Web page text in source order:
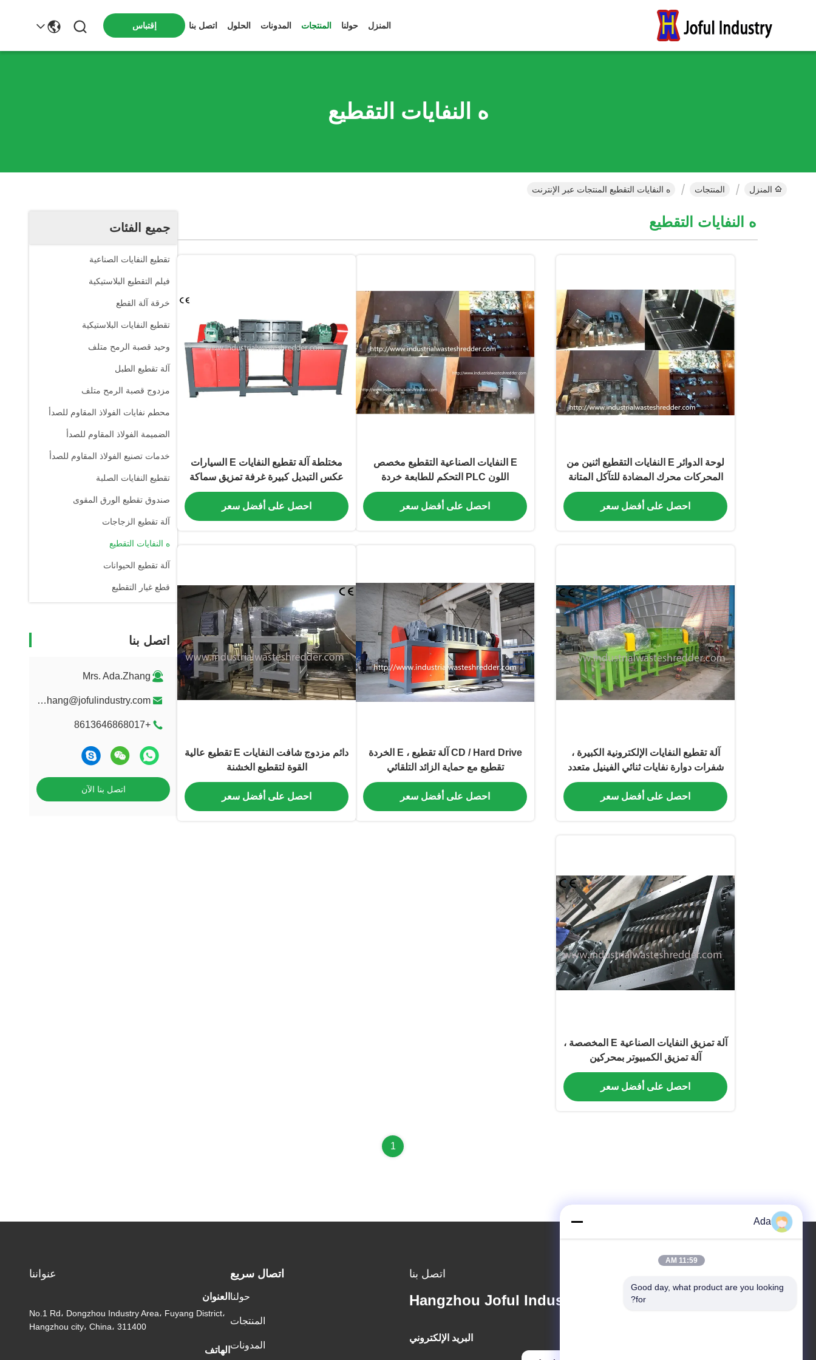
المنزل حولنا المنتجات المدونات الحلول اتصل بنا إقتباس
ه النفايات التقطيع
المنزل المنتجات ه النفايات التقطيع المنتجات عبر الإنترنت
جميع الفئات
تقطيع النفايات الصناعية
فيلم التقطيع البلاستيكية
خرقة آلة القطع
تقطيع النفايات البلاستيكية
وحيد قصبة الرمح متلف
آلة تقطيع الطبل
مزدوج قصبة الرمح متلف
محطم نفايات الفولاذ المقاوم للصدأ
الضميمة الفولاذ المقاوم للصدأ
خدمات تصنيع الفولاذ المقاوم للصدأ
تقطيع النفايات الصلبة
صندوق تقطيع الورق المقوى
آلة تقطيع الزجاجات
ه النفايات التقطيع
آلة تقطيع الحيوانات
قطع غيار التقطيع
اتصل بنا
Mrs. Ada.Zhang
ada.zhang@jofulindustry.com
+8613646868017
اتصل بنا الآن
ه النفايات التقطيع
لوحة الدوائر E النفايات التقطيع اثنين من
المحركات محرك المضادة للتآكل المتانة
طويلة
احصل على أفضل سعر
E النفايات الصناعية التقطيع مخصص
اللون PLC التحكم للطابعة خردة
احصل على أفضل سعر
مختلطة آلة تقطيع النفايات E السيارات
عكس التبديل كبيرة غرفة تمزيق سماكة
احصل على أفضل سعر
آلة تقطيع النفايات الإلكترونية الكبيرة ،
شفرات دوارة نفايات ثنائي الفينيل متعدد
الكلور
احصل على أفضل سعر
CD / Hard Drive آلة تقطيع ، E الخردة
تقطيع مع حماية الزائد التلقائي
احصل على أفضل سعر
دائم مزدوج شافت النفايات E تقطيع عالية
القوة لتقطيع الخشنة
احصل على أفضل سعر
آلة تمزيق النفايات الصناعية E المخصصة ،
آلة تمزيق الكمبيوتر بمحركين
احصل على أفضل سعر
1
اتصل بنا
Hangzhou Joful Industry Co., Ltd
البريد الإلكتروني
اتصال سريع
حولنا
المنتجات
المدونات
عنواننا
العنوان
No.1 Rd، Dongzhou Industry Area، Fuyang District،
Hangzhou city، China، 311400
الهاتف
Ada
11:59 AM
Good day, what product are you looking
for?